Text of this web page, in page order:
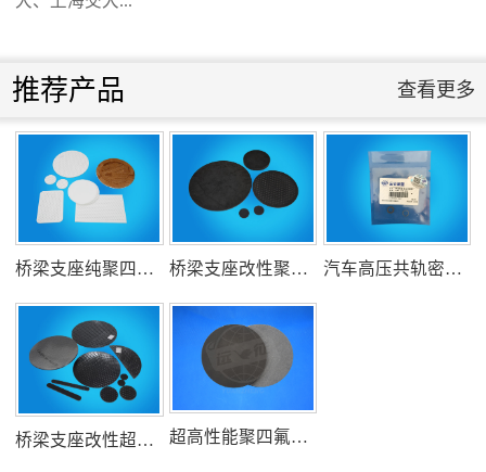
与环境新材料成果转化基地签约暨揭牌仪
氟塑料行业兴氟沙龙...
组织客户体验深州蜜桃采摘...
衡水市委书记新项目开发参观...
消防小组训练...
衡水安全局长参观...
推荐产品 查看更多
桥梁支座纯聚四氟乙烯滑板 桥梁支座改性聚四氟乙烯滑板 汽车高压共轨密封圈
桥梁支座改性超高分子量聚乙烯滑板 超高性能聚四氟乙烯滑板